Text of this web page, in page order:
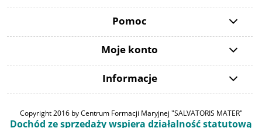
Pomoc
Moje konto
Informacje
Copyright 2016 by Centrum Formacji Maryjnej "SALVATORIS MATER"
Dochód ze sprzedaży wspiera działalność statutową